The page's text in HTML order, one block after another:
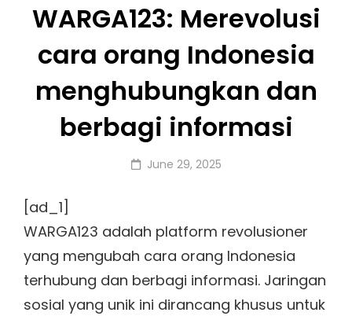
WARGA123: Merevolusi
cara orang Indonesia
menghubungkan dan
berbagi informasi
Posted
June 29, 2025
[ad_1]
WARGA123 adalah platform revolusioner
yang mengubah cara orang Indonesia
terhubung dan berbagi informasi. Jaringan
sosial yang unik ini dirancang khusus untuk